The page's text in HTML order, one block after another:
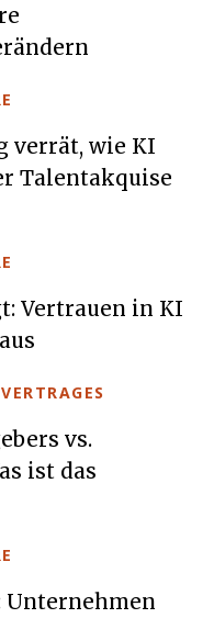
verrät, wie KI
Talentakquise
Vertrauen in KI
vs.
ist das
Unternehmen